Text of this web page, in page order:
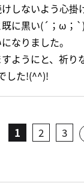
しないよう心掛
既に黒い(´；ω
なりました。
ようにと、祈り
した!(^^)!
1 2 3